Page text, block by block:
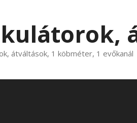
átváltások, 1 köbméter, 1 evőkanál